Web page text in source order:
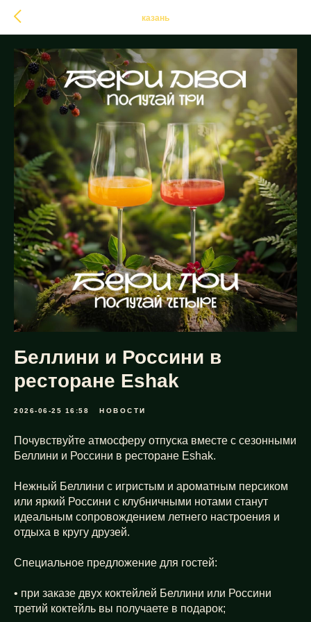
казань
Беллини и Россини в
ресторане Eshak
2026-06-25 16:58 НОВОСТИ
Почувствуйте атмосферу отпуска вместе с сезонными
Беллини и Россини в ресторане Eshak.
Нежный Беллини с игристым и ароматным персиком
или яркий Россини с клубничными нотами станут
идеальным сопровождением летнего настроения и
отдыха в кругу друзей.
Специальное предложение для гостей:
• при заказе двух коктейлей Беллини или Россини
третий коктейль вы получаете в подарок;